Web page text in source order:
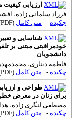
ارزیابی کیفیت
فرزاد سلمانی زاده،
چکیده -متن کامل(PDF)
خودمراقبتی مبتنی بر
دانشجویان
فاطمه دیناری،
چکیده -متن کامل(PDF)
طراحی و ارزیابی
برای زنان در معرض خطر
مصطفی لنگری زاده، هدا
چکیده -متن کامل(PDF)